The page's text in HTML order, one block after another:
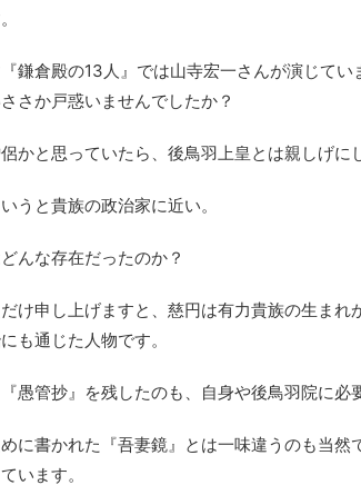
鎌倉殿の13人』では山寺宏一さんが演じて
さか戸惑いませんでしたか？
かと思っていたら、後鳥羽上皇とは親しげに
うと貴族の政治家に近い。
んな存在だったのか？
け申し上げますと、慈円は有力貴族の生まれ
も通じた人物です。
愚管抄』を残したのも、自身や後鳥羽院に必
に書かれた『吾妻鏡』とは一味違うのも当然
います。